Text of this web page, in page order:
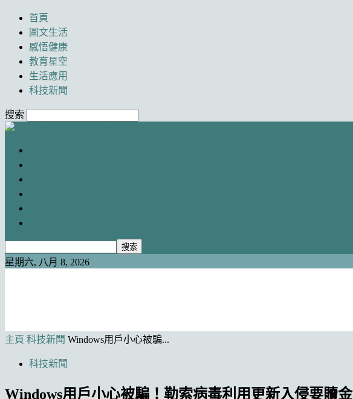
首頁
圖文生活
感悟健康
教育星空
生活應用
科技新聞
搜索
星期六, 八月 8, 2026
主頁 科技新聞 Windows用戶小心被騙...
科技新聞
Windows用戶小心被騙！勒索病毒利用更新入侵要贖金